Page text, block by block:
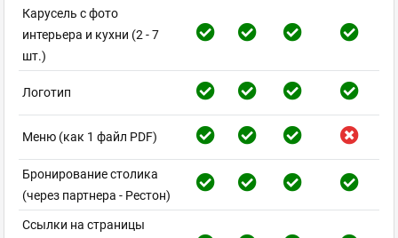
Карусель с фото
интерьера и кухни (2 - 7
шт.)
Логотип
Меню (как 1 файл PDF)
Бронирование столика
(через партнера - Рестон)
Ссылки на страницы